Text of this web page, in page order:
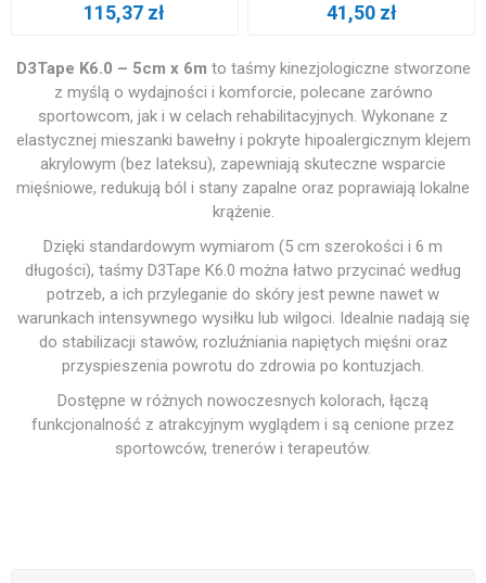
D3Tape K6.0 – 5cm x 6m to taśmy kinezjologiczne stworzone
z myślą o wydajności i komforcie, polecane zarówno
sportowcom, jak i w celach rehabilitacyjnych. Wykonane z
elastycznej mieszanki bawełny i pokryte hipoalergicznym klejem
akrylowym (bez lateksu), zapewniają skuteczne wsparcie
mięśniowe, redukują ból i stany zapalne oraz poprawiają lokalne
krążenie.
Dzięki standardowym wymiarom (5 cm szerokości i 6 m
długości), taśmy D3Tape K6.0 można łatwo przycinać według
potrzeb, a ich przyleganie do skóry jest pewne nawet w
warunkach intensywnego wysiłku lub wilgoci. Idealnie nadają się
do stabilizacji stawów, rozluźniania napiętych mięśni oraz
przyspieszenia powrotu do zdrowia po kontuzjach.
Dostępne w różnych nowoczesnych kolorach, łączą
funkcjonalność z atrakcyjnym wyglądem i są cenione przez
sportowców, trenerów i terapeutów.
115,37 zł 41,50 zł